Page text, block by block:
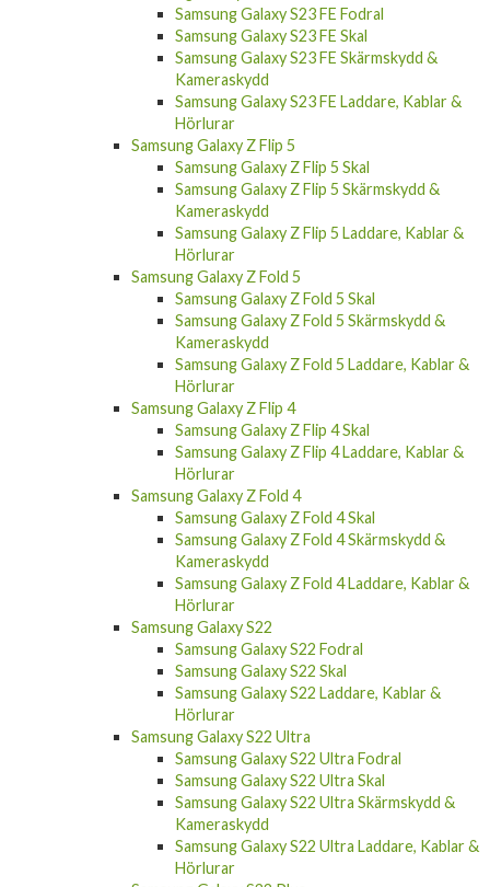
Samsung Galaxy S23 FE Fodral
Samsung Galaxy S23 FE Skal
Samsung Galaxy S23 FE Skärmskydd &
Kameraskydd
Samsung Galaxy S23 FE Laddare, Kablar &
Hörlurar
Samsung Galaxy Z Flip 5
Samsung Galaxy Z Flip 5 Skal
Samsung Galaxy Z Flip 5 Skärmskydd &
Kameraskydd
Samsung Galaxy Z Flip 5 Laddare, Kablar &
Hörlurar
Samsung Galaxy Z Fold 5
Samsung Galaxy Z Fold 5 Skal
Samsung Galaxy Z Fold 5 Skärmskydd &
Kameraskydd
Samsung Galaxy Z Fold 5 Laddare, Kablar &
Hörlurar
Samsung Galaxy Z Flip 4
Samsung Galaxy Z Flip 4 Skal
Samsung Galaxy Z Flip 4 Laddare, Kablar &
Hörlurar
Samsung Galaxy Z Fold 4
Samsung Galaxy Z Fold 4 Skal
Samsung Galaxy Z Fold 4 Skärmskydd &
Kameraskydd
Samsung Galaxy Z Fold 4 Laddare, Kablar &
Hörlurar
Samsung Galaxy S22
Samsung Galaxy S22 Fodral
Samsung Galaxy S22 Skal
Samsung Galaxy S22 Laddare, Kablar &
Hörlurar
Samsung Galaxy S22 Ultra
Samsung Galaxy S22 Ultra Fodral
Samsung Galaxy S22 Ultra Skal
Samsung Galaxy S22 Ultra Skärmskydd &
Kameraskydd
Samsung Galaxy S22 Ultra Laddare, Kablar &
Hörlurar